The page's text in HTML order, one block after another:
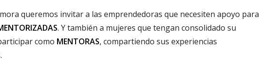
queremos invitar a las emprendedoras que necesiten apoyo para
. Y también a mujeres que tengan consolidado su
como MENTORAS, compartiendo sus experiencias